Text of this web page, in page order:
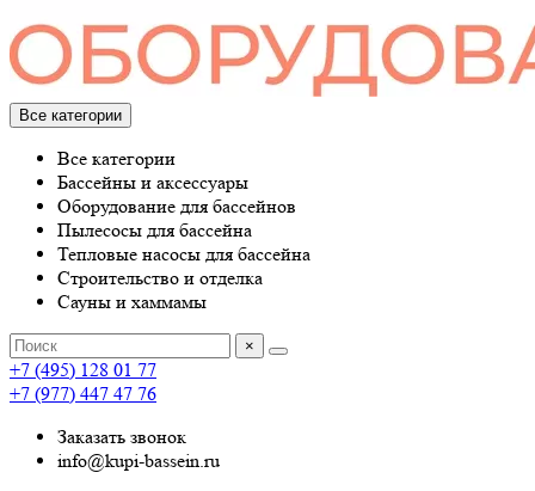
Все категории
Все категории
Бассейны и аксессуары
Оборудование для бассейнов
Пылесосы для бассейна
Тепловые насосы для бассейна
Строительство и отделка
Сауны и хаммамы
×
+7 (495) 128 01 77
+7 (977) 447 47 76
Заказать звонок
info@kupi-bassein.ru